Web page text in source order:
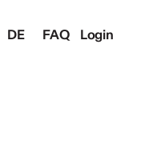
FAQ Login
DE